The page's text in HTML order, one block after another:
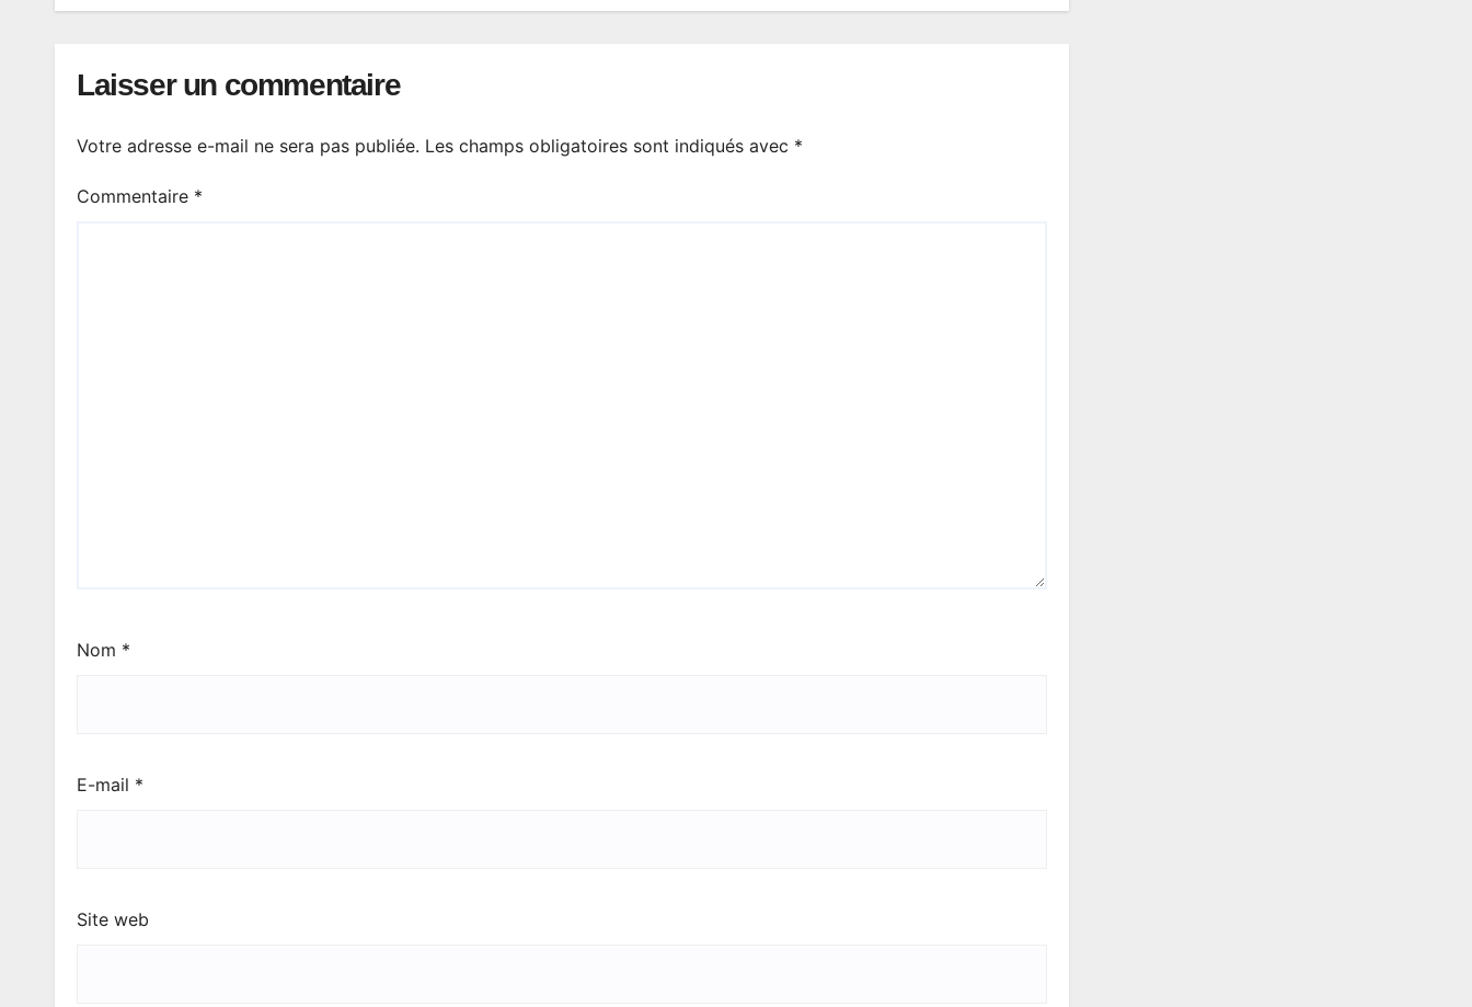
Laisser un commentaire
Votre adresse e-mail ne sera pas publiée. Les champs obligatoires sont indiqués avec *
Commentaire *
Nom *
E-mail *
Site web